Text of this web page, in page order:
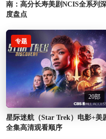
南：高分长寿美剧NCIS全系列
度盘点
专题
20部
星际迷航（Star Trek）电影+美
全集高清观看顺序